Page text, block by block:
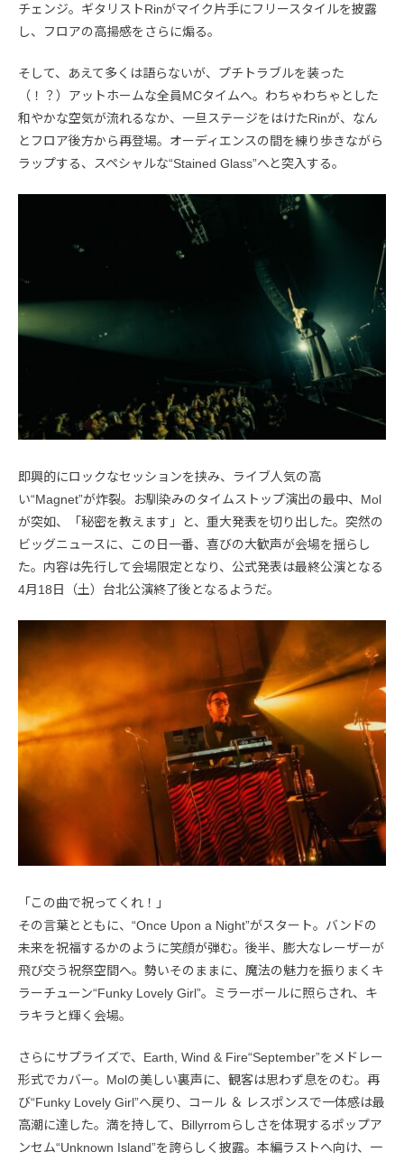
チェンジ。ギタリストRinがマイク片手にフリースタイルを披露
し、フロアの高揚感をさらに煽る。
そして、あえて多くは語らないが、プチトラブルを装った
（！？）アットホームな全員MCタイムへ。わちゃわちゃとした
和やかな空気が流れるなか、一旦ステージをはけたRinが、なん
とフロア後方から再登場。オーディエンスの間を練り歩きながら
ラップする、スペシャルな“Stained Glass”へと突入する。
即興的にロックなセッションを挟み、ライブ人気の高
い“Magnet”が炸裂。お馴染みのタイムストップ演出の最中、Mol
が突如、「秘密を教えます」と、重大発表を切り出した。突然の
ビッグニュースに、この日一番、喜びの大歓声が会場を揺らし
た。内容は先行して会場限定となり、公式発表は最終公演となる
4月18日（土）台北公演終了後となるようだ。
「この曲で祝ってくれ！」
その言葉とともに、“Once Upon a Night”がスタート。バンドの
未来を祝福するかのように笑顔が弾む。後半、膨大なレーザーが
飛び交う祝祭空間へ。勢いそのままに、魔法の魅力を振りまくキ
ラーチューン“Funky Lovely Girl”。ミラーボールに照らされ、キ
ラキラと輝く会場。
さらにサプライズで、Earth, Wind & Fire“September”をメドレー
形式でカバー。Molの美しい裏声に、観客は思わず息をのむ。再
び“Funky Lovely Girl”へ戻り、コール ＆ レスポンスで一体感は最
高潮に達した。満を持して、Billyrromらしさを体現するポップア
ンセム“Unknown Island”を誇らしく披露。本編ラストへ向け、一